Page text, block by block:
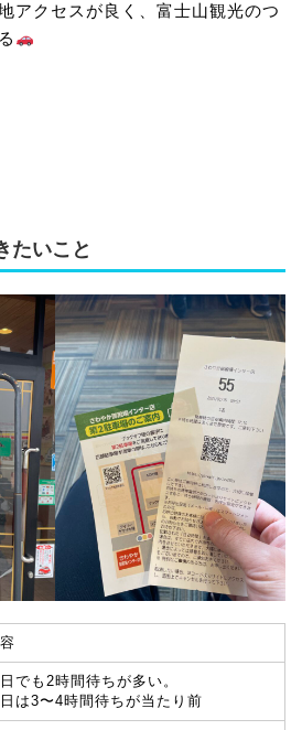
アクセスが良く、富士山観光のつ
たいこと
でも2時間待ちが多い。
は3〜4時間待ちが当たり前